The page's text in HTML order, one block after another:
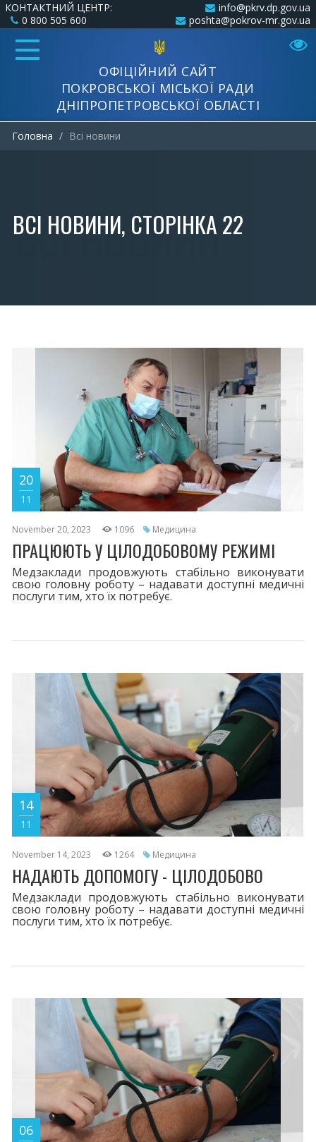
КОНТАКТНИЙ ЦЕНТР:
0 800 505 600
info@pkrv.dp.gov.ua
poshta@pokrov-mr.gov.ua
ОФІЦІЙНИЙ САЙТ
ПОКРОВСЬКОЇ МІСЬКОЇ РАДИ
ДНІПРОПЕТРОВСЬКОЇ ОБЛАСТІ
Головна Всi новини
ВСI НОВИНИ, СТОРІНКА 22
20
11
November 20, 2023 1096 Медицина
ПРАЦЮЮТЬ У ЦІЛОДОБОВОМУ РЕЖИМІ
Медзаклади продовжують стабільно виконувати
свою головну роботу – надавати доступні медичні
послуги тим, хто їх потребує.
14
11
November 14, 2023 1264 Медицина
НАДАЮТЬ ДОПОМОГУ - ЦІЛОДОБОВО
Медзаклади продовжують стабільно виконувати
свою головну роботу – надавати доступні медичні
послуги тим, хто їх потребує.
06